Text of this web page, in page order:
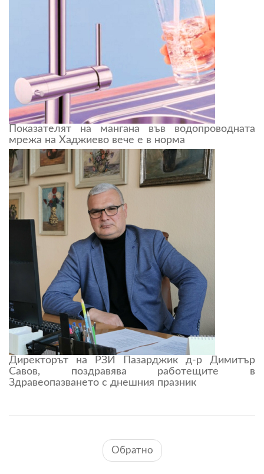
Показателят на мангана във водопроводната
мрежа на Хаджиево вече е в норма
Директорът на РЗИ Пазарджик д-р Димитър
Савов, поздравява работещите в
Здравеопазването с днешния празник
Обратно